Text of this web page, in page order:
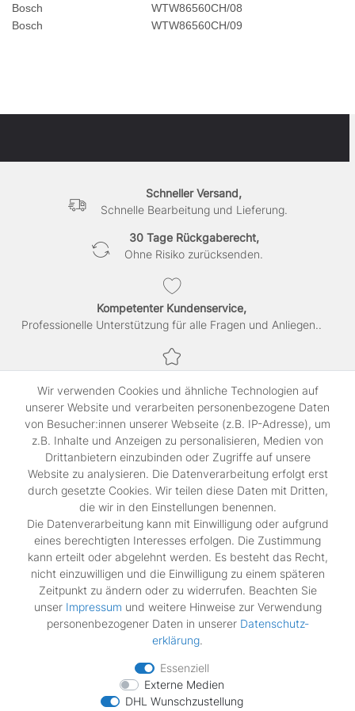
Bosch
WTW86560CH/08
Bosch
WTW86560CH/09
Schneller Versand,
Schnelle Bearbeitung und Lieferung.
30 Tage Rückgaberecht,
Ohne Risiko zurücksenden.
Kompetenter Kundenservice,
Professionelle Unterstützung für alle Fragen und Anliegen..
SSL-verschlüsselte Abwicklung für maximale Sicherheit.
Shop
Kontakt
Rechtliches
Widerrufs­recht
Impressum
Daten­schutz­erklärung
AGB
Vertrag widerrufen
Zahlungsarten
Wir verwenden Cookies und ähnliche Technologien auf
unserer Website und verarbeiten personenbezogene Daten
von Besucher:innen unserer Webseite (z.B. IP-Adresse), um
z.B. Inhalte und Anzeigen zu personalisieren, Medien von
Drittanbietern einzubinden oder Zugriffe auf unsere
Website zu analysieren. Die Datenverarbeitung erfolgt erst
durch gesetzte Cookies. Wir teilen diese Daten mit Dritten,
die wir in den Einstellungen benennen.
Die Datenverarbeitung kann mit Einwilligung oder aufgrund
eines berechtigten Interesses erfolgen. Die Zustimmung
kann erteilt oder abgelehnt werden. Es besteht das Recht,
nicht einzuwilligen und die Einwilligung zu einem späteren
Zeitpunkt zu ändern oder zu widerrufen. Beachten Sie
unser Impressum und weitere Hinweise zur Verwendung
personenbezogener Daten in unserer Daten­schutz­
erklärung.
Essenziell
Externe Medien
DHL Wunschzustellung